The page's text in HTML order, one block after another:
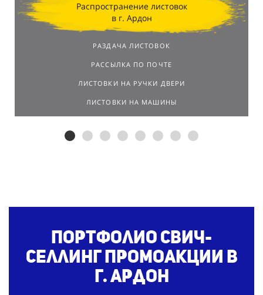
Распространение листовок
в г. Ардон
РАЗДАЧА ЛИСТОВОК
РАССЫЛКА ПО ПОЧТЕ
ЛИСТОВКИ НА РУЧКИ ДВЕРИ
ЛИСТОВКИ НА МАШИНЫ
Портфолио свич-
селлингпромоакции в
г. Ардон